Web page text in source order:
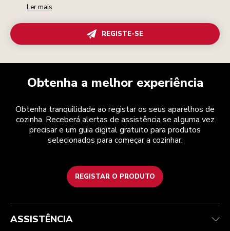
Ler mais
REGISTE-SE
Obtenha a melhor experiência
Obtenha tranquilidade ao registar os seus aparelhos de
cozinha. Receberá alertas de assistência se alguma vez
precisar e um guia digital gratuito para produtos
selecionados para começar a cozinhar.
REGISTAR O PRODUTO
Health Check
Atendimento ao cliente
Acompanhar a sua encomenda
Garantia e documentos
Termos e condições
Envio e entrega
Devoluções e reembolsos
Marca
A marca
A nossa história
ASSISTÊNCIA